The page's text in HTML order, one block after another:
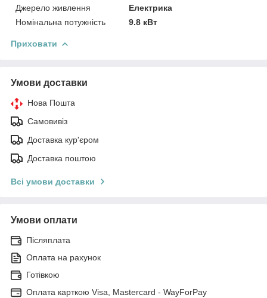
Джерело живлення
Електрика
Номінальна потужність
9.8 кВт
Приховати
Умови доставки
Нова Пошта
Самовивіз
Доставка кур'єром
Доставка поштою
Всі умови доставки
Умови оплати
Післяплата
Оплата на рахунок
Готівкою
Оплата карткою Visa, Mastercard - WayForPay